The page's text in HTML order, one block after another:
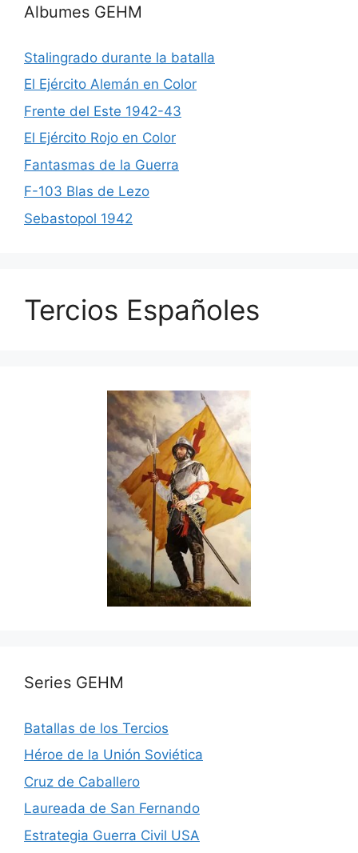
Albumes GEHM
Stalingrado durante la batalla
El Ejército Alemán en Color
Frente del Este 1942-43
El Ejército Rojo en Color
Fantasmas de la Guerra
F-103 Blas de Lezo
Sebastopol 1942
Tercios Españoles
Series GEHM
Batallas de los Tercios
Héroe de la Unión Soviética
Cruz de Caballero
Laureada de San Fernando
Estrategia Guerra Civil USA